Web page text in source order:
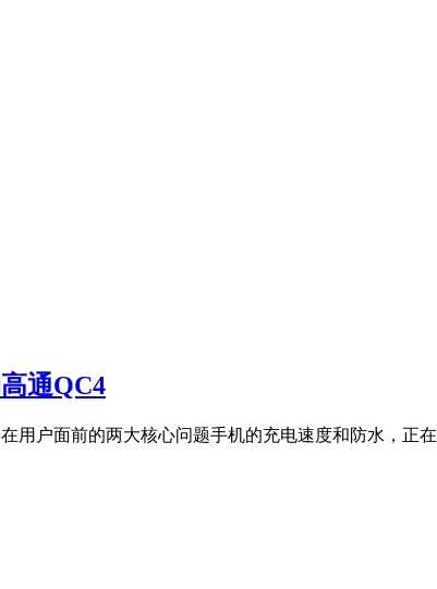
通QC4
用户面前的两大核心问题手机的充电速度和防水，正